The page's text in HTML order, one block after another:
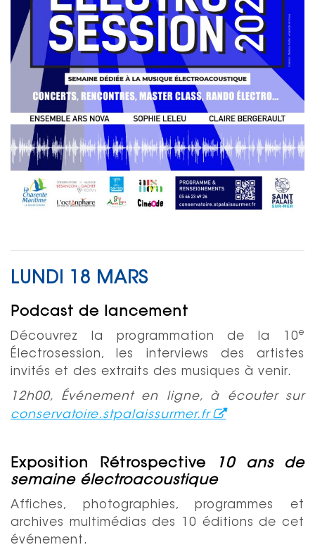
LUNDI 18 MARS
Podcast de lancement
Découvrez la programmation de la 10e
Électrosession, les interviews des artistes
invités et des extraits des musiques à venir.
12h00, Événement en ligne, à écouter sur
conservatoire.stpalaissurmer.fr
Exposition Rétrospective
10 ans de
semaine électroacoustique
Affiches, photographies, programmes et
archives multimédias des 10 éditions de cet
événement.